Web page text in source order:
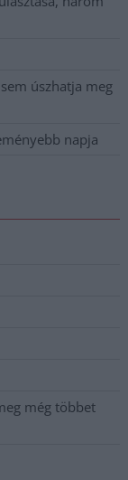
úszhatja meg
napja
még többet